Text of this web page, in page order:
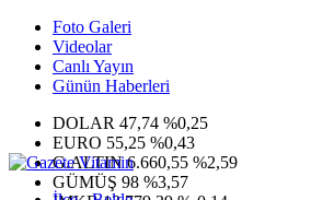
Foto Galeri
Videolar
Canlı Yayın
Günün Haberleri
DOLAR 47,74 %0,25
EURO 55,25 %0,43
G.ALTIN6.660,55 %2,59
GÜMÜŞ 98 %3,57